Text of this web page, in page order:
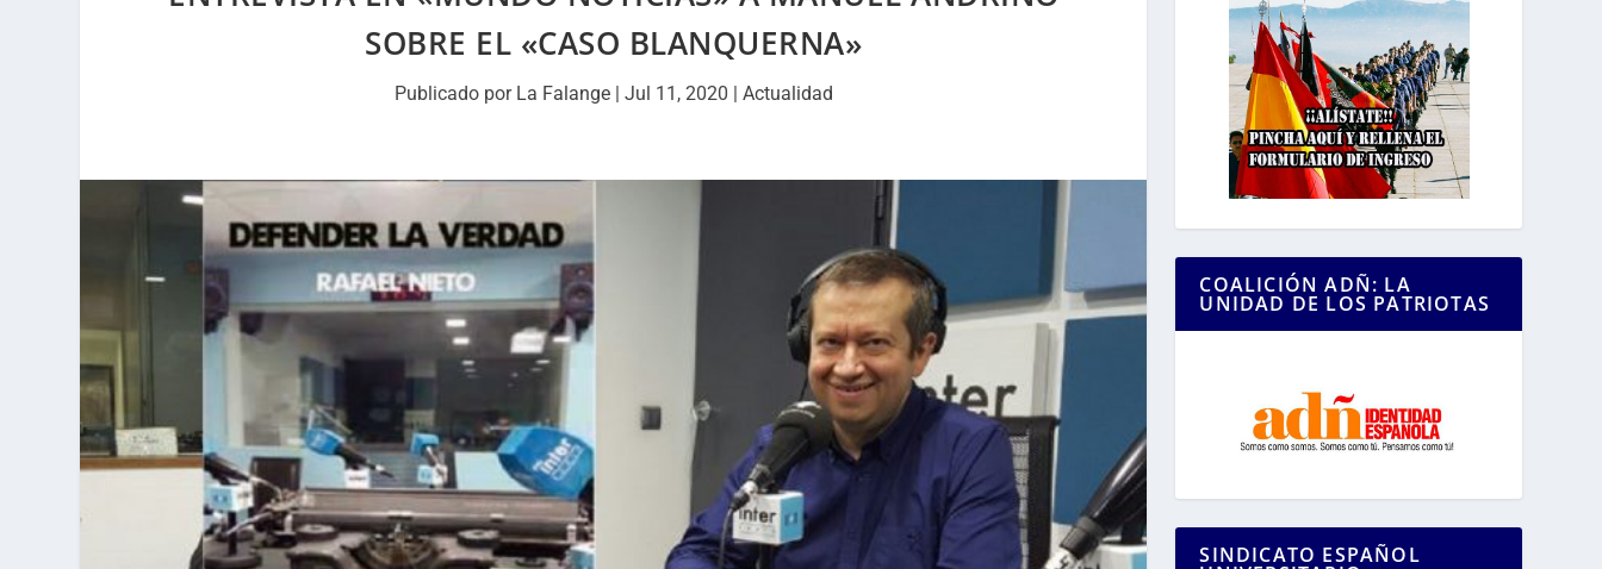
SOBRE EL «CASO BLANQUERNA»
Publicado por La Falange| Jul 11, 2020 | Actualidad
COALICIÓN ADÑ: LA
UNIDAD DE LOS PATRIOTAS
SINDICATO ESPAÑOL